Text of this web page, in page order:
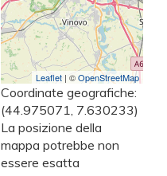
Leaflet | ©OpenStreetMap
Coordinate geografiche:
(44.975071, 7.630233)
La posizione della
mappa potrebbe non
essere esatta